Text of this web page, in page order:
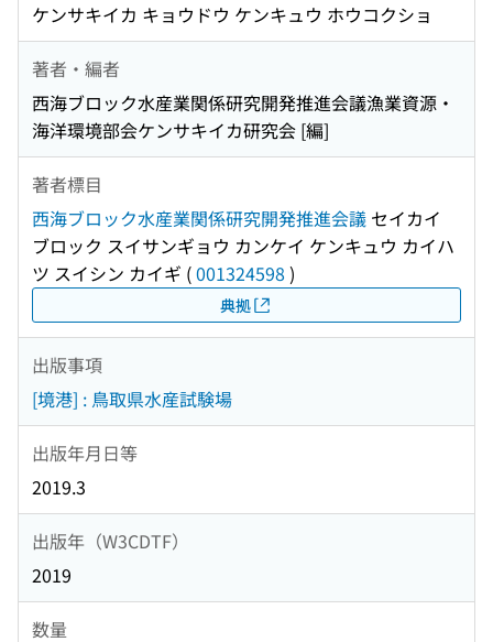
ケンサキイカ キョウドウ ケンキュウ ホウコクショ
著者・編者
西海ブロック水産業関係研究開発推進会議漁業資源・
海洋環境部会ケンサキイカ研究会 [編]
著者標目
西海ブロック水産業関係研究開発推進会議 セイカイ
ブロック スイサンギョウ カンケイ ケンキュウ カイハ
ツ スイシン カイギ (001324598 )
典拠
出版事項
[境港] : 鳥取県水産試験場
出版年月日等
2019.3
出版年（W3CDTF）
2019
数量